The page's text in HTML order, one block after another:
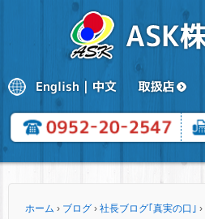
ホーム › ブログ › 社長ブログ｢真実の口｣ ›